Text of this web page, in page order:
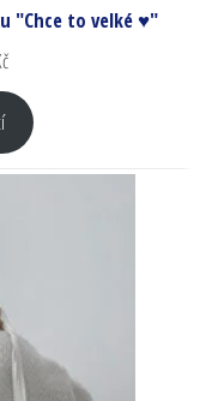
"Chce to velké ♥"